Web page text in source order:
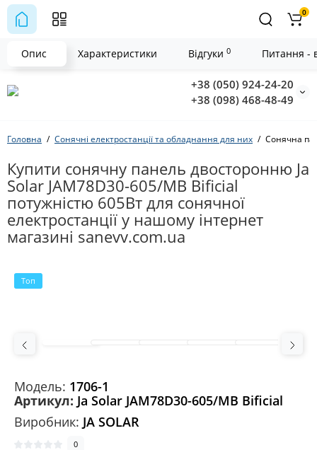
+38 (050) 924-24-20
+38 (098) 468-48-49
0
Головна Сонячні електростанції та обладнання для них Сонячна
Купити сонячну панель двосторонню Ja
Solar JAM78D30-605/MB Bificial
потужністю 605Вт для сонячної
електростанції у нашому інтернет
магазині sanevv.com.ua
Топ
Модeль: 1706-1
Артикул: Ja Solar JAM78D30-605/MB Bificial
Виробник: JA SOLAR
0
Опис Характеристики Відгуки 0 Питання -